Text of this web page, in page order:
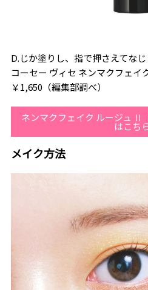
D.じか塗りし、指で押さえてなじ
コーセー ヴィセ ネンマクフェイ
￥1,650（編集部調べ）
ネンマクフェイク ルージュ Ⅱ
はこち
メイク方法